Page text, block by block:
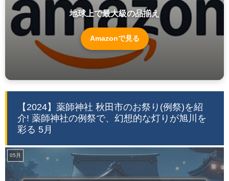
地球上で最大級の品揃え
Amazonで見る
【2024】薬師神社 秋田市のお祭り(例祭)を紹
介! 薬師神社の例祭で、幻想的な灯りが旭川を
彩る 5月
05月